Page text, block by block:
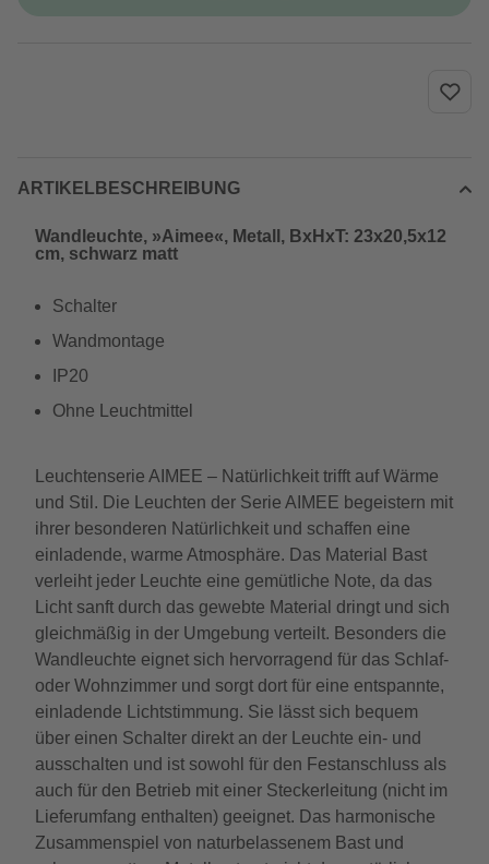
ARTIKELBESCHREIBUNG
Wandleuchte, »Aimee«, Metall, BxHxT: 23x20,5x12
cm, schwarz matt
Schalter
Wandmontage
IP20
Ohne Leuchtmittel
Leuchtenserie AIMEE – Natürlichkeit trifft auf Wärme
und Stil. Die Leuchten der Serie AIMEE begeistern mit
ihrer besonderen Natürlichkeit und schaffen eine
einladende, warme Atmosphäre. Das Material Bast
verleiht jeder Leuchte eine gemütliche Note, da das
Licht sanft durch das gewebte Material dringt und sich
gleichmäßig in der Umgebung verteilt. Besonders die
Wandleuchte eignet sich hervorragend für das Schlaf-
oder Wohnzimmer und sorgt dort für eine entspannte,
einladende Lichtstimmung. Sie lässt sich bequem
über einen Schalter direkt an der Leuchte ein- und
ausschalten und ist sowohl für den Festanschluss als
auch für den Betrieb mit einer Steckerleitung (nicht im
Lieferumfang enthalten) geeignet. Das harmonische
Zusammenspiel von naturbelassenem Bast und